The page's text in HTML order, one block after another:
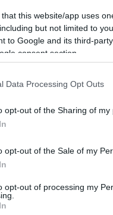
that this website/app uses
but not limited to
to Google and its third-
consent section.
Data Processing Opt Outs
opt-out of the Sharing of my
opt-out of the Sale of my
opt-out of processing my
aki "tetves,
zsidókat, hogy
adott annak a
egy
és
akik
menesztésére
a helyzetet a
nincs